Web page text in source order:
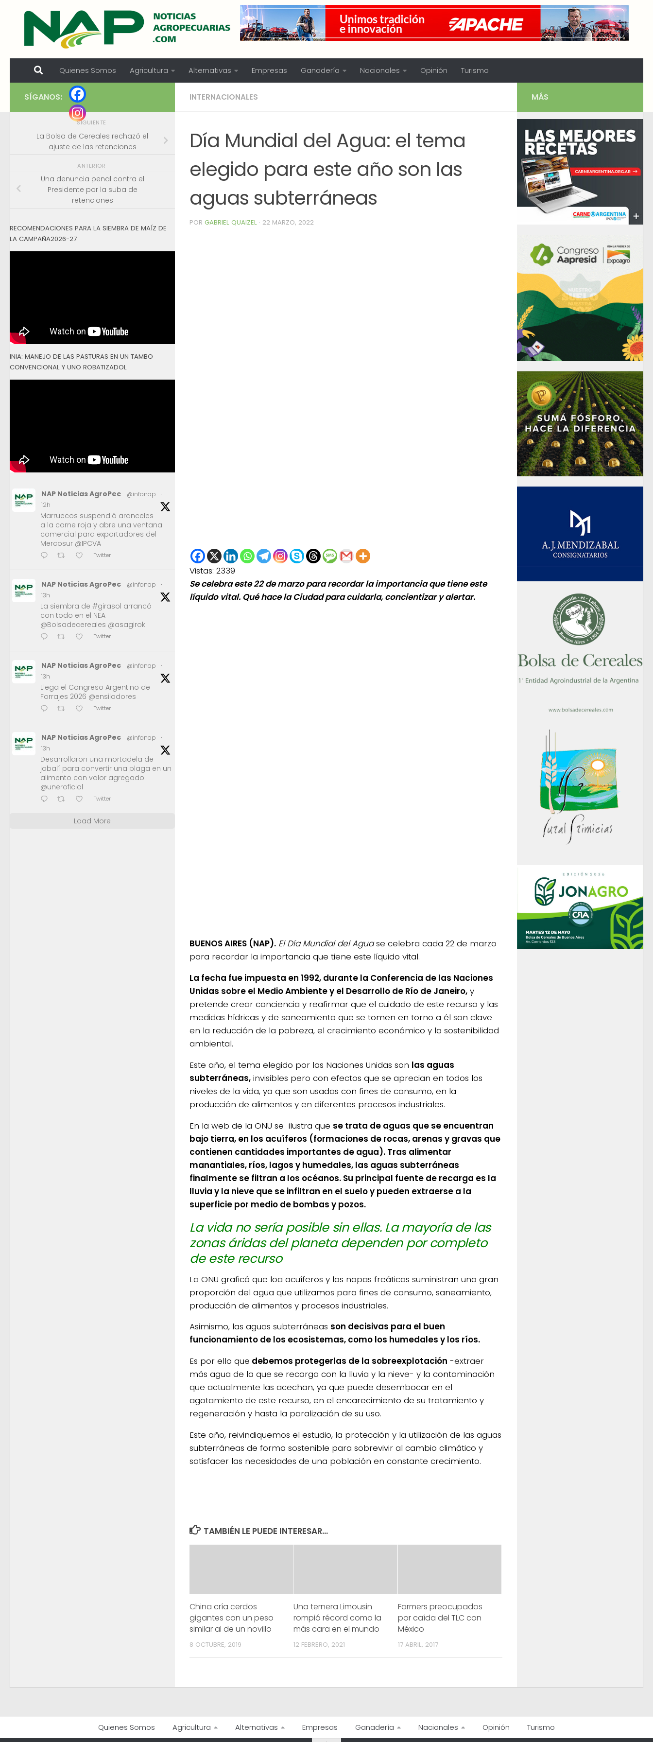
Skip to content
Quienes Somos Agricultura Alternativas Empresas Ganadería Nacionales Opinión Turismo
INTERNACIONALES
Día Mundial del Agua: el tema
elegido para este año son las
aguas subterráneas
POR GABRIEL QUAIZEL · 22 MARZO, 2022
Vistas: 2339
Se celebra este 22 de marzo para recordar la importancia que tiene este
líquido vital. Qué hace la Ciudad para cuidarla, concientizar y alertar.
BUENOS AIRES (NAP). El Día Mundial del Aguase celebra cada 22 de marzo
para recordar la importancia que tiene este líquido vital.
La fecha fue impuesta en 1992, durante la Conferencia de las Naciones
Unidas sobre el Medio Ambiente y el Desarrollo de Río de Janeiro, y
pretende crear conciencia y reafirmar que el cuidado de este recurso y las
medidas hídricas y de saneamiento que se tomen en torno a él son clave
en la reducción de la pobreza, el crecimiento económico y la sostenibilidad
ambiental.
Este año, el tema elegido por las Naciones Unidas son las aguas
subterráneas, invisibles pero con efectos que se aprecian en todos los
niveles de la vida, ya que son usadas con fines de consumo, en la
producción de alimentos y en diferentes procesos industriales.
En la web de la ONU se ilustra que se trata de aguas que se encuentran
bajo tierra, en los acuíferos (formaciones de rocas, arenas y gravas que
contienen cantidades importantes de agua). Tras alimentar
manantiales, ríos, lagos y humedales, las aguas subterráneas
finalmente se filtran a los océanos. Su principal fuente de recarga es la
lluvia y la nieve que se infiltran en el suelo y pueden extraerse a la
superficie por medio de bombas y pozos.
La vida no sería posible sin ellas. La mayoría de las
zonas áridas del planeta dependen por completo
de este recurso
La ONU graficó que loa acuíferos y las napas freáticas suministran una gran
proporción del agua que utilizamos para fines de consumo, saneamiento,
producción de alimentos y procesos industriales.
Asimismo, las aguas subterráneas son decisivas para el buen
funcionamiento de los ecosistemas, como los humedales y los ríos.
Es por ello que debemos protegerlas de la sobreexplotación -extraer
más agua de la que se recarga con la lluvia y la nieve- y la contaminación
que actualmente las acechan, ya que puede desembocar en el
agotamiento de este recurso, en el encarecimiento de su tratamiento y
regeneración y hasta la paralización de su uso.
Este año, reivindiquemos el estudio, la protección y la utilización de las aguas
subterráneas de forma sostenible para sobrevivir al cambio climático y
satisfacer las necesidades de una población en constante crecimiento.
TAMBIÉN LE PUEDE INTERESAR...
China cría cerdos
gigantes con un peso
similar al de un novillo
8 OCTUBRE, 2019
Una ternera Limousin
rompió récord como la
más cara en el mundo
12 FEBRERO, 2021
Farmers preocupados
por caída del TLC con
México
17 ABRIL, 2017
SÍGANOS:
SIGUIENTE
La Bolsa de Cereales rechazó el
ajuste de las retenciones
ANTERIOR
Una denuncia penal contra el
Presidente por la suba de
retenciones
RECOMENDACIONES PARA LA SIEMBRA DE MAÍZ DE
LA CAMPAÑA2026-27
INIA: MANEJO DE LAS PASTURAS EN UN TAMBO
CONVENCIONAL Y UNO ROBATIZADOL
NAP Noticias AgroPec @infonap
·
12h
Marruecos suspendió aranceles
a la carne roja y abre una ventana
comercial para exportadores del
Mercosur @IPCVA
Twitter
NAP Noticias AgroPec @infonap
·
13h
La siembra de #girasol arrancó
con todo en el NEA
@Bolsadecereales @asagirok
Twitter
NAP Noticias AgroPec @infonap
·
13h
Llega el Congreso Argentino de
Forrajes 2026 @ensiladores
Twitter
NAP Noticias AgroPec @infonap
·
13h
Desarrollaron una mortadela de
jabalí para convertir una plaga en un
alimento con valor agregado
@uneroficial
Twitter
Load More
MÁS
Quienes Somos Agricultura Alternativas Empresas Ganadería Nacionales Opinión Turismo